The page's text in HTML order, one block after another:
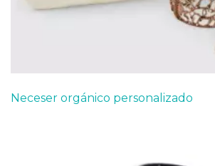
Neceser orgánico personalizado